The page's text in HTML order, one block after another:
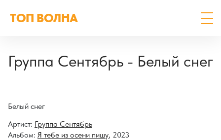
ТОП ВОЛНА
Группа Сентябрь - Белый снег
Белый снег
Артист: Группа Сентябрь
Альбом: Я тебе из осени пишу, 2023